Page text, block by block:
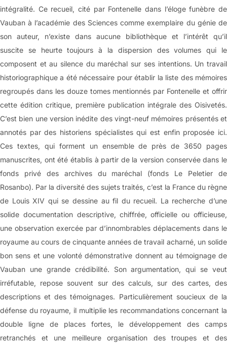
intégralité. Ce recueil, cité par Fontenelle dans l’éloge funèbre de
Vauban à l’académie des Sciences comme exemplaire du génie de
son auteur, n’existe dans aucune bibliothèque et l’intérêt qu’il
suscite se heurte toujours à la dispersion des volumes qui le
composent et au silence du maréchal sur ses intentions. Un travail
historiographique a été nécessaire pour établir la liste des mémoires
regroupés dans les douze tomes mentionnés par Fontenelle et offrir
cette édition critique, première publication intégrale des Oisivetés.
C’est bien une version inédite des vingt-neuf mémoires présentés et
annotés par des historiens spécialistes qui est enfin proposée ici.
Ces textes, qui forment un ensemble de près de 3650 pages
manuscrites, ont été établis à partir de la version conservée dans le
fonds privé des archives du maréchal (fonds Le Peletier de
Rosanbo). Par la diversité des sujets traités, c’est la France du règne
de Louis XIV qui se dessine au fil du recueil. La recherche d’une
solide documentation descriptive, chiffrée, officielle ou officieuse,
une observation exercée par d’innombrables déplacements dans le
royaume au cours de cinquante années de travail acharné, un solide
bon sens et une volonté démonstrative donnent au témoignage de
Vauban une grande crédibilité. Son argumentation, qui se veut
irréfutable, repose souvent sur des calculs, sur des cartes, des
descriptions et des témoignages. Particulièrement soucieux de la
défense du royaume, il multiplie les recommandations concernant la
double ligne de places fortes, le développement des camps
retranchés et une meilleure organisation des troupes et des